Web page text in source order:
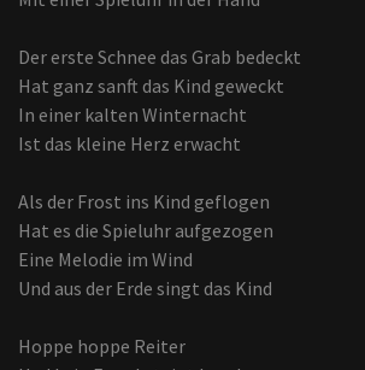
Der erste Schnee das Grab bedeckt
Hat ganz sanft das Kind geweckt
In einer kalten Winternacht
Ist das kleine Herz erwacht
Als der Frost ins Kind geflogen
Hat es die Spieluhr aufgezogen
Eine Melodie im Wind
Und aus der Erde singt das Kind
Hoppe hoppe Reiter